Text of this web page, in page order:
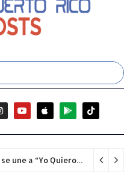
Departamento de la Familia se une a “Yo Quiero Mi Escuela 2026”